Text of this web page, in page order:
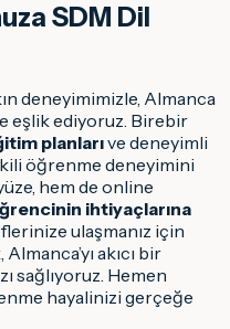
SDM Dil
deneyimimizle, Almanca
eşlik ediyoruz. Birebir
planlarıve deneyimli
öğrenme deneyimini
hem de online
ihtiyaçlarına
ulaşmanız için
akıcı bir
sağlıyoruz. Hemen
hayalinizi gerçeğe